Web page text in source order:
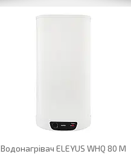
Водонагрівач ELEYUS WHQ 80 M